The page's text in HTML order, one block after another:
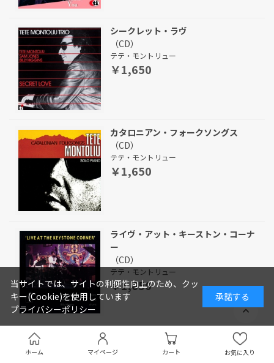
ホーム マイページ カート お気に入り
シークレット・ラヴ
（CD）
テテ・モントリュー
￥1,650
カタロニアン・フォークソングス
（CD）
テテ・モントリュー
￥1,650
ライヴ・アット・キーストン・コーナ
ー
（CD）
テテ・モントリュー
￥1,650
ドゥーイン・イット・アゲイン
（CD）
当サイトでは、サイトの利便性向上のため、クッ
キー(Cookie)を使用しています
プライバシーポリシー
承諾する